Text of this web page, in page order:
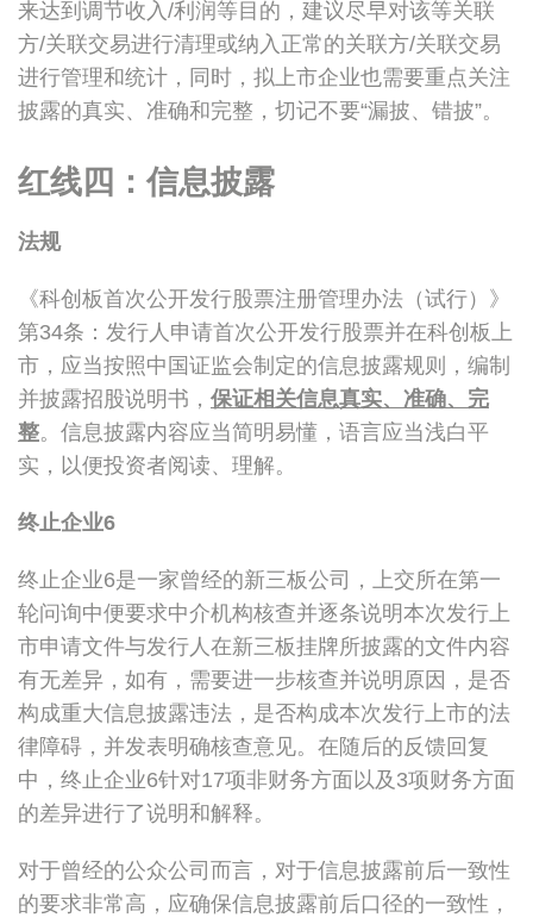
来达到调节收入/利润等目的，建议尽早对该等关联
方/关联交易进行清理或纳入正常的关联方/关联交易
进行管理和统计，同时，拟上市企业也需要重点关注
披露的真实、准确和完整，切记不要“漏披、错披”。
红线四：信息披露
法规
《科创板首次公开发行股票注册管理办法（试行）》
第34条：发行人申请首次公开发行股票并在科创板上
市，应当按照中国证监会制定的信息披露规则，编制
并披露招股说明书， 保证相关信息真实、准确、完
整。信息披露内容应当简明易懂，语言应当浅白平
实，以便投资者阅读、理解。
终止企业6
终止企业6是一家曾经的新三板公司，上交所在第一
轮问询中便要求中介机构核查并逐条说明本次发行上
市申请文件与发行人在新三板挂牌所披露的文件内容
有无差异，如有，需要进一步核查并说明原因，是否
构成重大信息披露违法，是否构成本次发行上市的法
律障碍，并发表明确核查意见。在随后的反馈回复
中，终止企业6针对17项非财务方面以及3项财务方面
的差异进行了说明和解释。
对于曾经的公众公司而言，对于信息披露前后一致性
的要求非常高，应确保信息披露前后口径的一致性，